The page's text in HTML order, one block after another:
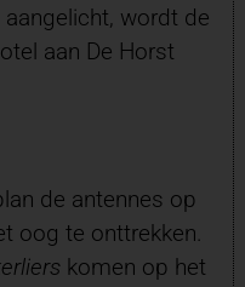
wordt de
aan De Horst
de antennes op
oog te onttrekken.
komen op het